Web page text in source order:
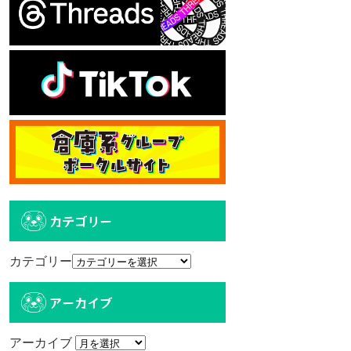
カテゴリー
カテゴリー
アーカイブ
アーカイブ